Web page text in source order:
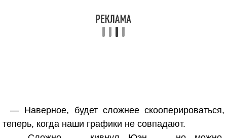
— Наверное, будет сложнее скооперироваться,
теперь, когда наши графики не совпадают.